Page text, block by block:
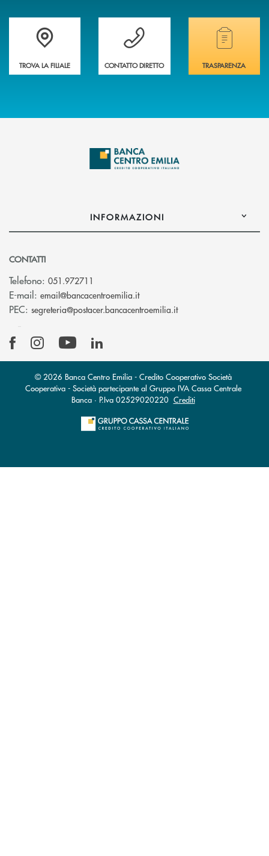
Accedi all' elenco completo delle filiali
TROVA LA FILIALE
Vuoi avere maggiori informazioni sulla
CONTATTO DIRETTO
Hai bisogno di
TRASPARENZA
INFORMAZIONI
CONTATTI
Telefono: 051.972711
E-mail: email@bancacentroemilia.it(si apre l’app di posta
PEC: segreteria@postacer.bancacentroemilia.it(si apre l’app di
© 2026 Banca Centro Emilia - Credito Cooperativo Società
Cooperativa - Società partecipante al Gruppo IVA Cassa Centrale
Banca · P.Iva 02529020220 Crediti